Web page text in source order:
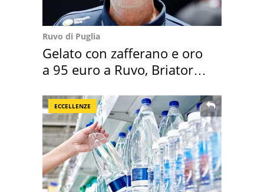
Ruvo di Puglia
Gelato con zafferano e oro
a 95 euro a Ruvo, Briatore
ECCELLENZE